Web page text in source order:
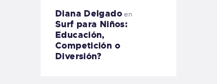
Diana Delgadoen
Surf para Niños:
Educación,
Competición o
Diversión?